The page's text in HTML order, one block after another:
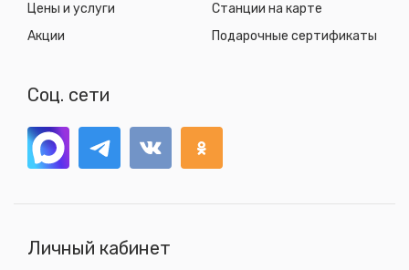
Цены и услуги
Акции
Станции на карте
Подарочные сертификаты
Соц. сети
Личный кабинет